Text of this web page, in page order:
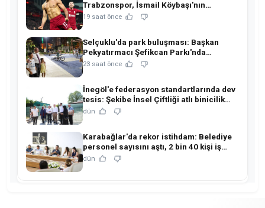
Trabzonspor, İsmail Köybaşı'nın
jübilesinde buluşuyor!
19 saat önce
Selçuklu'da park buluşması: Başkan
Pekyatırmacı Şefikcan Parkı'nda
hemşehrileriyle buluştu!
23 saat önce
İnegöl'e federasyon standartlarında dev
tesis: Şekibe İnsel Çiftliği atlı binicilik
merkezine dönüşüyor!
dün
Karabağlar'da rekor istihdam: Belediye
personel sayısını aştı, 2 bin 40 kişi iş
sahibi oldu!
dün